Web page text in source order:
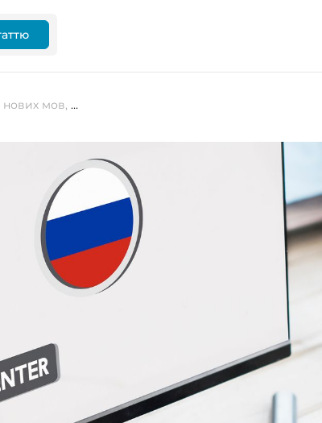
У Google Translate з’явиться 110 нових мов, серед них — кримськотатарська